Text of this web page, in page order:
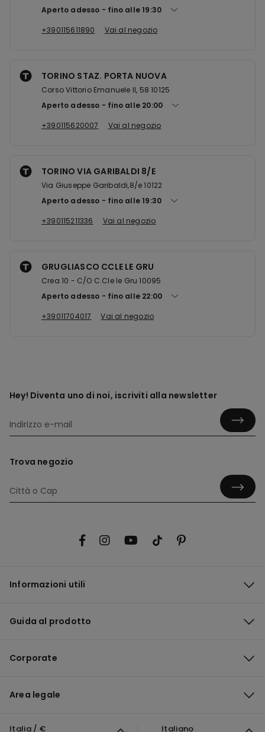
Aperto adesso
fino alle 19:30
+390115611890
Vai al negozio
TORINO STAZ. PORTA NUOVA
Corso Vittorio Emanuele II, 58 10125
Aperto adesso
fino alle 20:00
+390115620007
Vai al negozio
TORINO VIA GARIBALDI 8/E
Via Giuseppe Garibaldi,8/e 10122
Aperto adesso
fino alle 19:30
+390115211336
Vai al negozio
GRUGLIASCO CCLE LE GRU
Crea 10 - C/O C.Cle le Gru 10095
Aperto adesso
fino alle 22:00
+39011704017
Vai al negozio
Hey! Diventa uno di noi, iscriviti alla newsletter
Trova negozio
Informazioni utili
Guida al prodotto
Corporate
Area legale
Italia / € Italiano